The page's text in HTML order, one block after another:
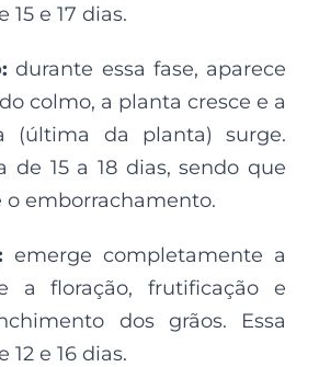
15 e 17 dias.
durante essa fase, aparece
colmo, a planta cresce e a
(última da planta) surge.
de 15 a 18 dias, sendo que
o emborrachamento.
emerge completamente a
a floração, frutificação e
dos grãos. Essa
12 e 16 dias.